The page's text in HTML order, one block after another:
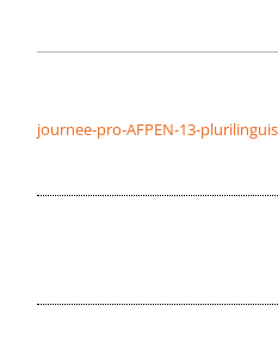
journee-pro-AFPEN-13-